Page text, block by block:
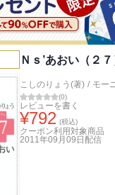
Ｎｓ’あおい（２７
こしのりょう(著) / モー
(0)
レビューを書く
¥792 (税込)
クーポン利用対象商品
2011年09月09日 配信